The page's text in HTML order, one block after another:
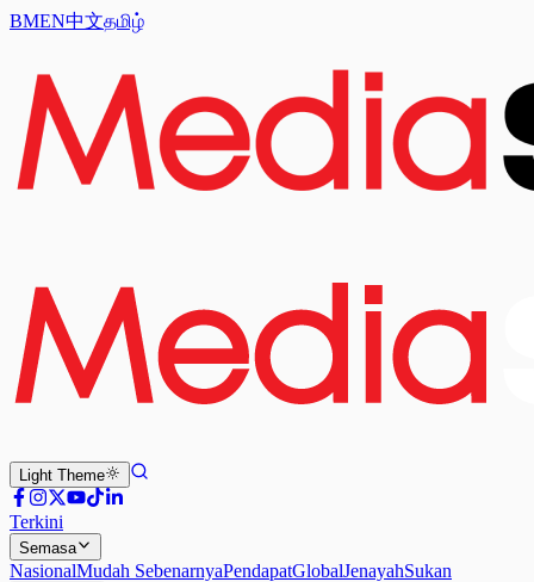
BMEN中文தமிழ்
Light Theme
Terkini
Semasa
NasionalMudah SebenarnyaPendapatGlobalJenayahSukan